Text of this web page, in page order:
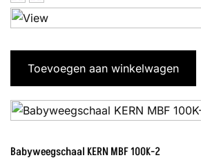
Toevoegen aan winkelwagen
Babyweegschaal KERN MBF 100K-2